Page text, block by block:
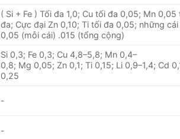
( Si + Fe ) Tối đa 1,0; Cu tối đa 0,05; Mn 0,05
đa; Cực đại Zn 0,10; Ti tối đa 0,05; những
0,05 (mỗi cái) .015 (tổng cộng)
Si 0,3; Fe 0,3; Cu 4,8–5,8; Mn 0,4–
0,8; Mg 0,05; Zn 0,1; Ti 0,15; Li 0,9–1,4; Cd
0,25
-
-